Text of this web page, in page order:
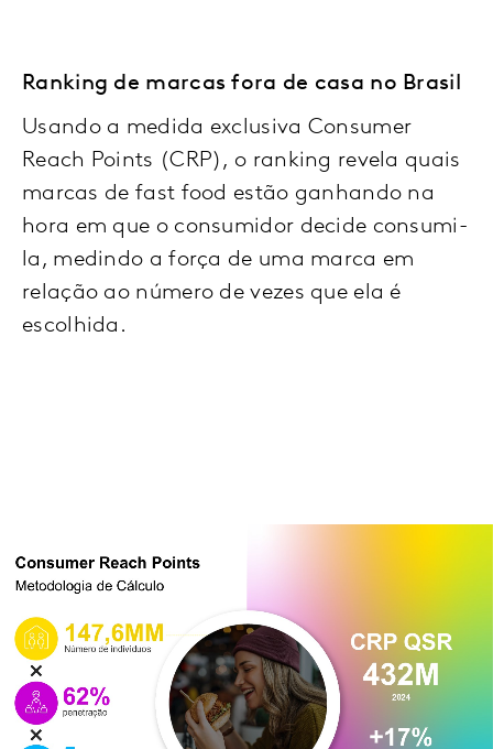
Ranking de marcas fora de casa no Brasil
Usando a medida exclusiva Consumer
Reach Points (CRP), o ranking revela quais
marcas de fast food estão ganhando na
hora em que o consumidor decide consumi-
la, medindo a força de uma marca em
relação ao número de vezes que ela é
escolhida.